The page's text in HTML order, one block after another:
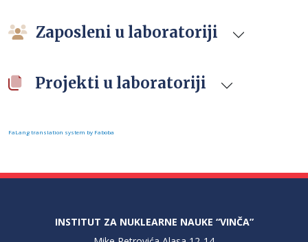
Zaposleni u laboratoriji
Projekti u laboratoriji
FaLang translation system by Faboba
INSTITUT ZA NUKLEARNE NAUKE “VINČA”